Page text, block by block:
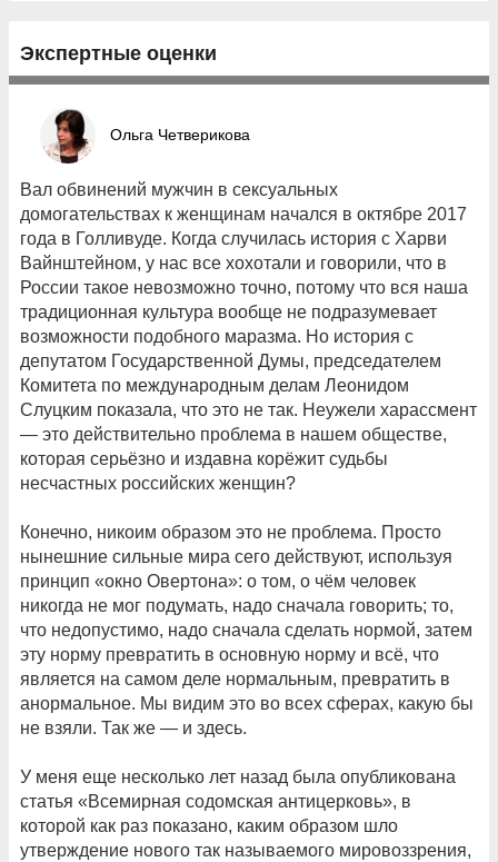
Экспертные оценки
Ольга Четверикова
Вал обвинений мужчин в сексуальных
домогательствах к женщинам начался в октябре 2017
года в Голливуде. Когда случилась история с Харви
Вайнштейном, у нас все хохотали и говорили, что в
России такое невозможно точно, потому что вся наша
традиционная культура вообще не подразумевает
возможности подобного маразма. Но история с
депутатом Государственной Думы, председателем
Комитета по международным делам Леонидом
Слуцким показала, что это не так. Неужели харассмент
— это действительно проблема в нашем обществе,
которая серьёзно и издавна корёжит судьбы
несчастных российских женщин?
Конечно, никоим образом это не проблема. Просто
нынешние сильные мира сего действуют, используя
принцип «окно Овертона»: о том, о чём человек
никогда не мог подумать, надо сначала говорить; то,
что недопустимо, надо сначала сделать нормой, затем
эту норму превратить в основную норму и всё, что
является на самом деле нормальным, превратить в
анормальное. Мы видим это во всех сферах, какую бы
не взяли. Так же — и здесь.
У меня еще несколько лет назад была опубликована
статья «Всемирная содомская антицерковь», в
которой как раз показано, каким образом шло
утверждение нового так называемого мировоззрения,